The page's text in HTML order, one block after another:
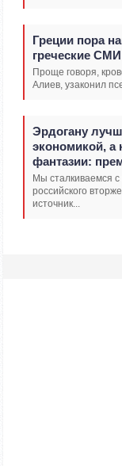
Греции пора
греческие СМИ
Проще говоря,
Алиев, узаконил
Эрдогану
экономикой, а
фантазии:
Мы сталкиваемся с
российского
источник...